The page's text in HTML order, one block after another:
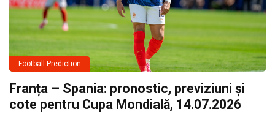
Football Prediction
Franța – Spania: pronostic, previziuni și
cote pentru Cupa Mondială, 14.07.2026